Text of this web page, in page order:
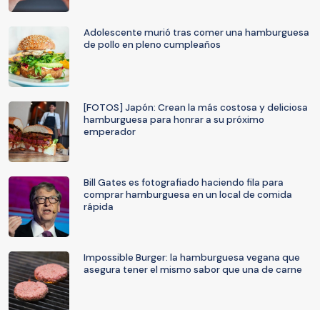
Adolescente murió tras comer una hamburguesa
de pollo en pleno cumpleaños
[FOTOS] Japón: Crean la más costosa y deliciosa
hamburguesa para honrar a su próximo
emperador
Bill Gates es fotografiado haciendo fila para
comprar hamburguesa en un local de comida
rápida
Impossible Burger: la hamburguesa vegana que
asegura tener el mismo sabor que una de carne